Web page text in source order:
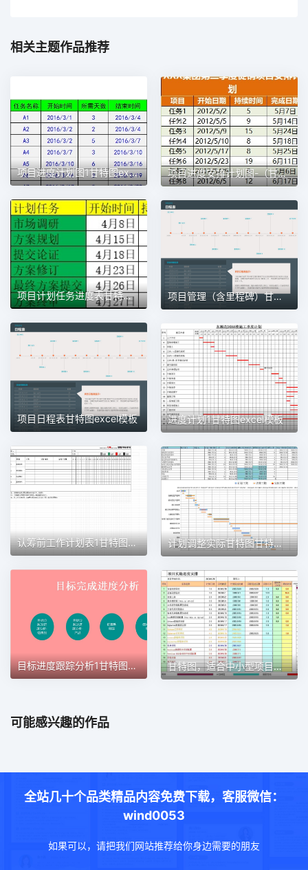
相关主题作品推荐
项目进度计划图1甘特图excel模板 项目进度安排计划图-（甘特图）1甘特图excel模板
项目计划任务进度表甘特图1甘特图excel模板 项目管理（含里程碑）甘特图excel模板
项目日程表甘特图excel模板 进度计划1甘特图excel模板
认筹前工作计划表1甘特图excel模板 计划调整实际甘特图甘特图excel模板
目标进度跟踪分析1甘特图excel模板 甘特图，适合中小型项目管理使用甘特图excel模板
可能感兴趣的作品
全站几十个品类精品内容免费下载，客服微信：
wind0053
如果可以，请把我们网站推荐给你身边需要的朋友